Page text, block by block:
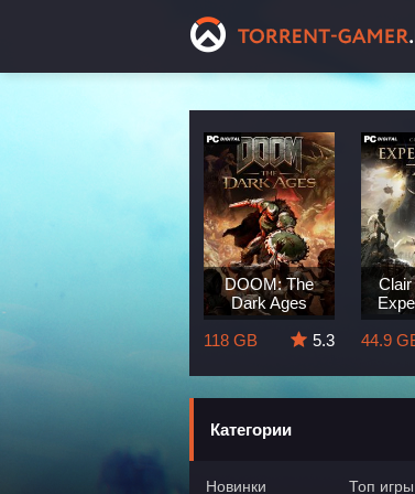
DOOM: The
Dark Ages
118 GB
5.3
44.9
Категории
Новинки
Топ игры